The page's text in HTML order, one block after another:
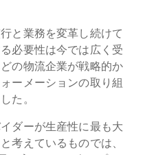
と業務を変革し続けて
必要性は今では広く受
の物流企業が戦略的か
ーメーションの取り組
た。
ダーが生産性に最も大
考えているものでは、